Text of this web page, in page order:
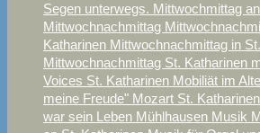
Segen unterwegs. Mittwochmittag
Mittwochnachmittag
Katharinen Mittwochnachmittag in
Mittwochnachmittag St. Katharinen
Voices St. Katharinen Mobiliät im
meine Freude" Mozart St. Katharinen
war sein Leben Mühlhausen Musik